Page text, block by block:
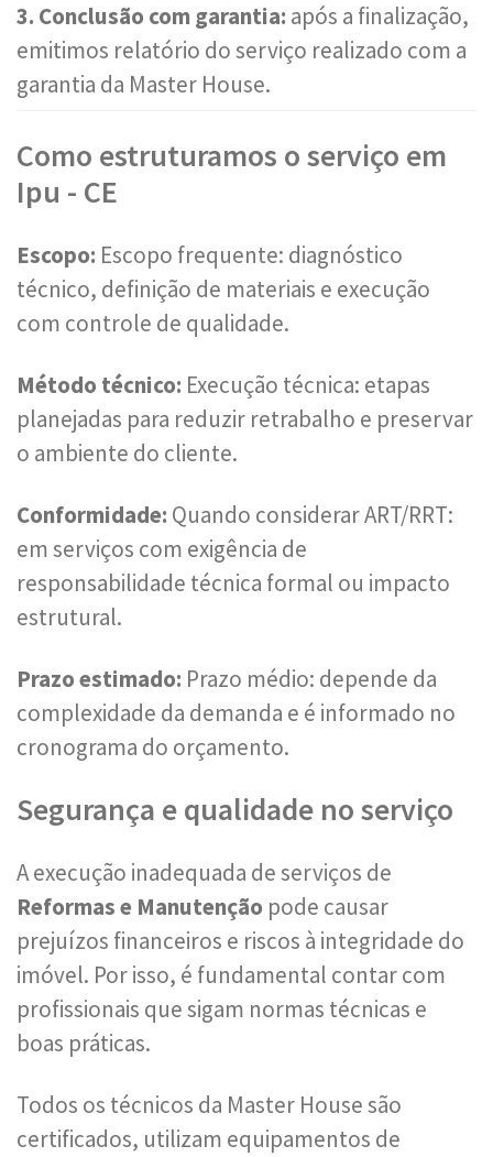
3. Conclusão com garantia: após a finalização,
emitimos relatório do serviço realizado com a
garantia da Master House.
Como estruturamos o serviço em
Ipu - CE
Escopo: Escopo frequente: diagnóstico
técnico, definição de materiais e execução
com controle de qualidade.
Método técnico: Execução técnica: etapas
planejadas para reduzir retrabalho e preservar
o ambiente do cliente.
Conformidade: Quando considerar ART/RRT:
em serviços com exigência de
responsabilidade técnica formal ou impacto
estrutural.
Prazo estimado: Prazo médio: depende da
complexidade da demanda e é informado no
cronograma do orçamento.
Segurança e qualidade no serviço
A execução inadequada de serviços de
Reformas e Manutenção pode causar
prejuízos financeiros e riscos à integridade do
imóvel. Por isso, é fundamental contar com
profissionais que sigam normas técnicas e
boas práticas.
Todos os técnicos da Master House são
certificados, utilizam equipamentos de